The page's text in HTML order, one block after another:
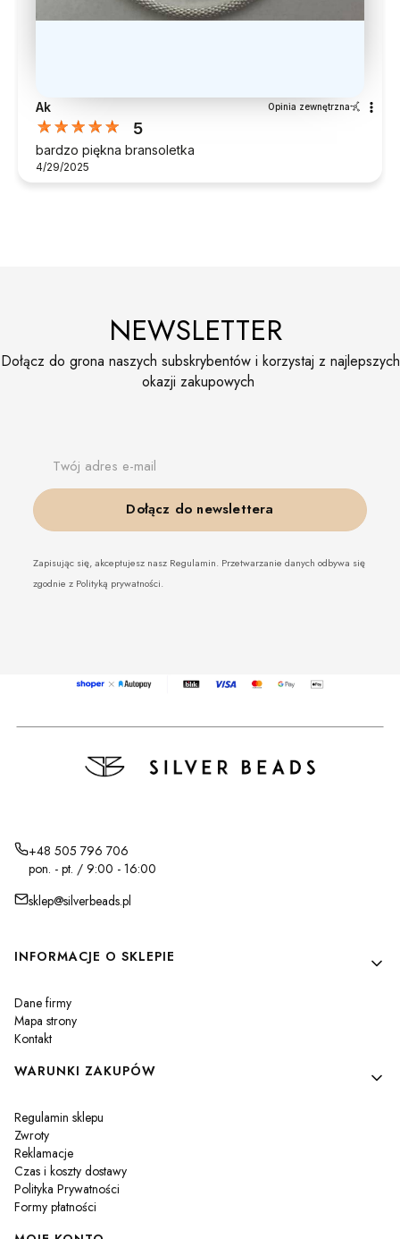
Ak Opinia zewnętrzna
5
bardzo piękna bransoletka
4/29/2025
NEWSLETTER
Dołącz do grona naszych subskrybentów i korzystaj z najlepszych
okazji zakupowych
Twój adres e-mail
Dołącz do newslettera
Zapisując się, akceptujesz nasz Regulamin. Przetwarzanie danych odbywa się
zgodnie z Polityką prywatności.
+48 505 796 706
pon. - pt. / 9:00 - 16:00
sklep@silverbeads.pl
Linki w stopce
INFORMACJE O SKLEPIE
Dane firmy
Mapa strony
Kontakt
WARUNKI ZAKUPÓW
Regulamin sklepu
Zwroty
Reklamacje
Czas i koszty dostawy
Polityka Prywatności
Formy płatności